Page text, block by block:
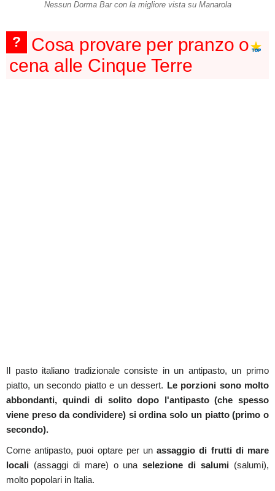
Nessun Dorma Bar con la migliore vista su Manarola
?
Cosa provare per pranzo o
cena alle Cinque Terre
Il pasto italiano tradizionale consiste in un antipasto, un primo
piatto, un secondo piatto e un dessert. Le porzioni sono molto
abbondanti, quindi di solito dopo l'antipasto (che spesso
viene preso da condividere) si ordina solo un piatto (primo o
secondo).
Come antipasto, puoi optare per unassaggio di frutti di mare
locali (assaggi di mare) o unaselezione di salumi (salumi),
molto popolari in Italia.